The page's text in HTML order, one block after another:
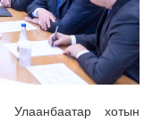
Улаанбаатар хотын